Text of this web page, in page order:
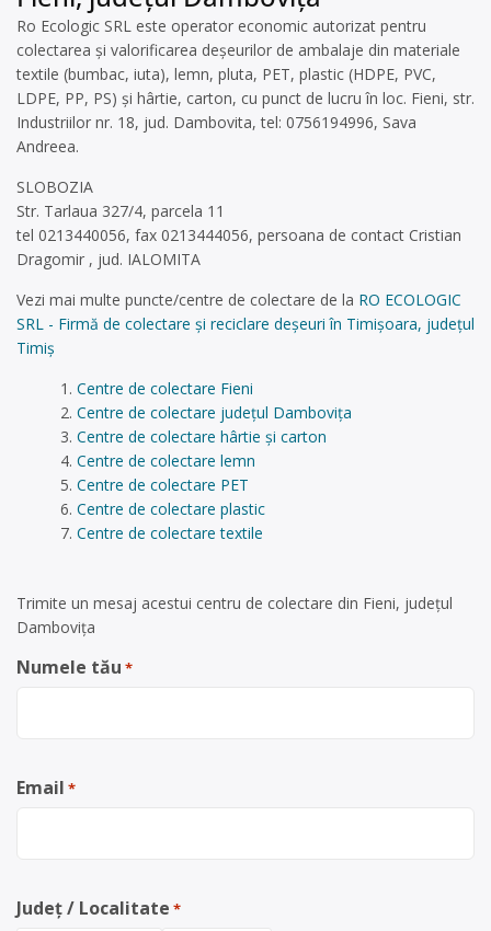
Ro Ecologic SRL este operator economic autorizat pentru
colectarea și valorificarea deșeurilor de ambalaje din materiale
textile (bumbac, iuta), lemn, pluta, PET, plastic (HDPE, PVC,
LDPE, PP, PS) și hârtie, carton, cu punct de lucru în loc. Fieni, str.
Industriilor nr. 18, jud. Dambovita, tel: 0756194996, Sava
Andreea.
SLOBOZIA
Str. Tarlaua 327/4, parcela 11
tel 0213440056, fax 0213444056, persoana de contact Cristian
Dragomir , jud. IALOMITA
Vezi mai multe puncte/centre de colectare de la RO ECOLOGIC
SRL - Firmă de colectare și reciclare deșeuri în Timișoara, județul
Timiș
Centre de colectare Fieni
Centre de colectare județul Dambovița
Centre de colectare hârtie și carton
Centre de colectare lemn
Centre de colectare PET
Centre de colectare plastic
Centre de colectare textile
Trimite un mesaj acestui centru de colectare din Fieni, județul
Dambovița
Numele tău *
Email *
Județ / Localitate *